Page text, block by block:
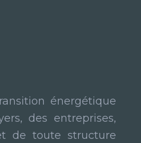
énergétique
des entreprises,
de toute structure